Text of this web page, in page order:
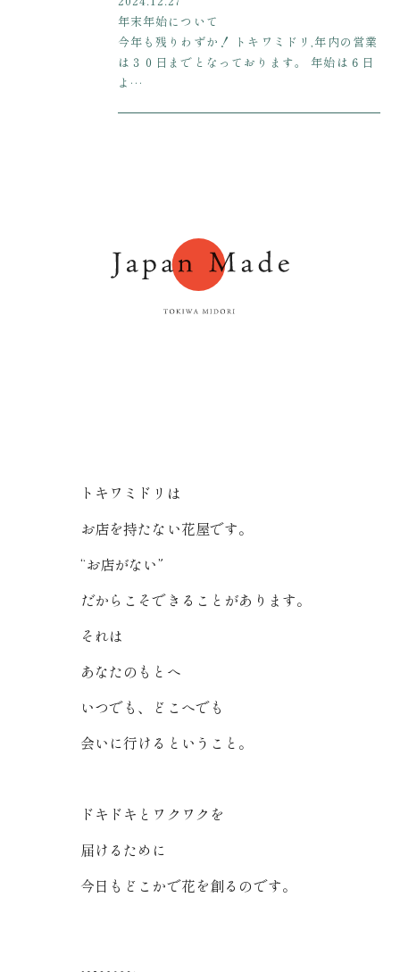
年末年始について
今年も残りわずか！ トキワミドリ,年内の営業
は３０日までとなっております。 年始は６日
よ…
トキワミドリは
お店を持たない花屋です。
“お店がない”
だからこそできることがあります。
それは
あなたのもとへ
いつでも、どこへでも
会いに行けるということ。
ドキドキとワクワクを
届けるために
今日もどこかで花を創るのです。